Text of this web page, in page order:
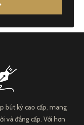
bút ký cao cấp, mang
và đẳng cấp. Với hơn